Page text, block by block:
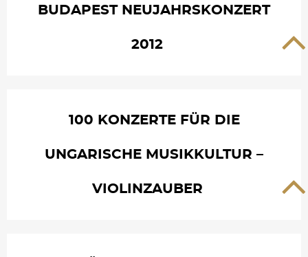
BUDAPEST NEUJAHRSKONZERT
2012
100 KONZERTE FÜR DIE
UNGARISCHE MUSIKKULTUR –
VIOLINZAUBER